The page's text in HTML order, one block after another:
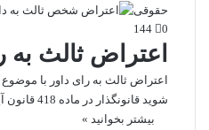
حقوقی
0
اعتراض ثالث به
اعتراض ثالث به رای داور با
شوید قانونگذار در ماده 418 قانون آیین…
بیشتر بخوانید »